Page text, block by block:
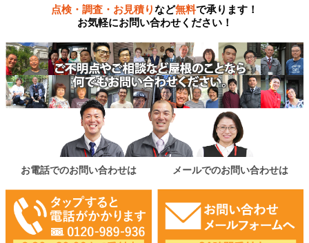
点検・調査・お見積りなど無料で承ります！
お気軽にお問い合わせください！
お電話でのお問い合わせは メールでのお問い合わせは